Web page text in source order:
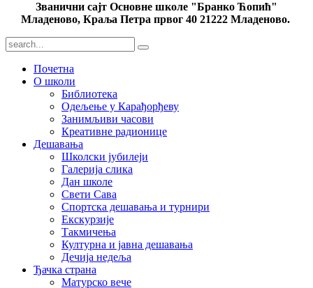
Званични сајт Основне школе "Бранко Ћопић"
Младеново, Краља Петра првог 40 21222 Младеново.
Почетна
О школи
Библиотека
Одељење у Карађорђеву
Занимљиви часови
Креативне радионице
Дешавања
Школски јубилеји
Галерија слика
Дан школе
Свети Сава
Спортска дешавања и турнири
Екскурзије
Такмичења
Културна и јавна дешавања
Дечија недеља
Ђачка страна
Матурско вече